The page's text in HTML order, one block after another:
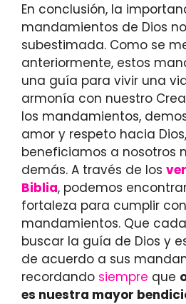
En conclusión, la
mandamientos de Dios
subestimada. Como se
anteriormente, estos
una guía para vivir una
armonía con nuestro
los mandamientos,
amor y respeto hacia
beneficiamos a nosotros
demás. A través de los
Biblia, podemos
fortaleza para cumplir
mandamientos. Que
buscar la guía de Dios y
de acuerdo a sus
recordando siempre que
es nuestra mayor